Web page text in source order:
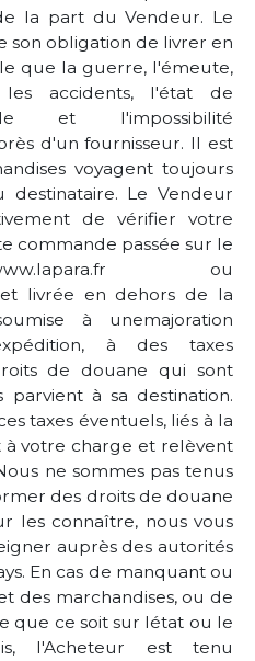
la part du Vendeur. Le
son obligation de livrer en
que la guerre, l'émeute,
les accidents, l'état de
et l'impossibilité
d'un fournisseur. Il est
voyagent toujours
Le Vendeur
de vérifier votre
commande passée sur le
ou
et livrée en dehors de la
à unemajoration
à des taxes
de douane qui sont
à sa destination.
taxes éventuels, liés à la
à votre charge et relèvent
ne sommes pas tenus
des droits de douane
les connaître, nous vous
auprès des autorités
En cas de manquant ou
des marchandises, ou de
que ce soit sur létat ou le
l'Acheteur est tenu